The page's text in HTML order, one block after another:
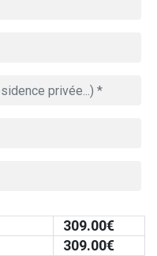
309.00€
309.00€